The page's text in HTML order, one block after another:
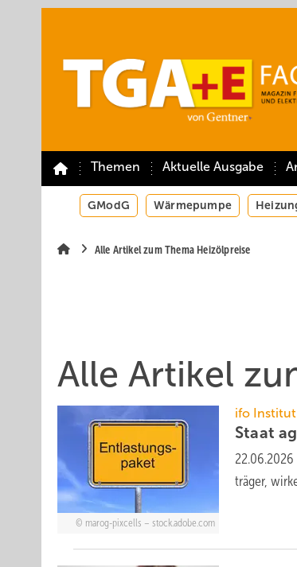
Themen Aktuelle Ausgabe
GModG Wärmepumpe
Alle Artikel zum Thema Heizölpreise
Alle Artikel
marog-pixcells – stock.adobe.com
ifo
Staat
22.06.2026
trä­ger,